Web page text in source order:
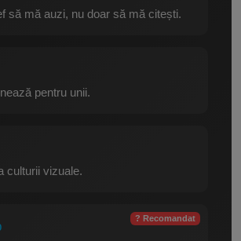
să mă auzi, nu doar să mă citești.
pentru unii.
culturii vizuale.
? Recomandat